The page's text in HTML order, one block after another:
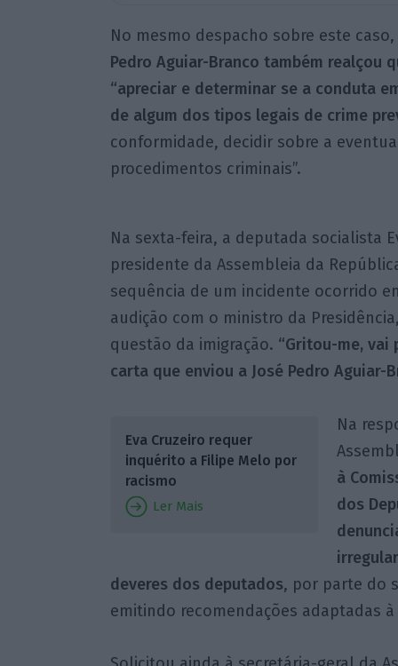
No mesmo despacho sobre este
Pedro Aguiar-Branco também realçou
“apreciar e determinar se a conduta
de algum dos tipos legais de crime
conformidade, decidir sobre a
procedimentos criminais”.
Na sexta-feira, a deputada socialista
presidente da Assembleia da
sequência de um incidente ocorrido
audição com o ministro da
questão da imigração. “Gritou-me, vai
carta que enviou a José Pedro Aguiar-
Eva Cruzeiro requer
inquérito a Filipe Melo por
racismo
Ler Mais
Na
à
dos
deveres dos deputados, por parte do
emitindo recomendações adaptadas à